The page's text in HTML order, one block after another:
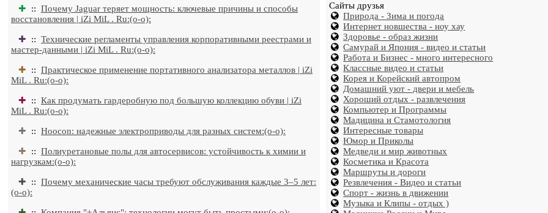
✚ :: Почему Jaguar теряет мощность: ключевые причины и способы
восстановления | iZi MiL . Ru:(o-o):
✚ :: Технические регламенты управления корпоративными реестрами и
мастер-данными | iZi MiL . Ru:(o-o):
✚ :: Практическое применение портативного анализатора металлов | iZi
MiL . Ru:(o-o):
✚ :: Как продумать гардеробную под большую коллекцию обуви | iZi
MiL . Ru:(o-o):
✚ :: Hoocon: надежные электроприводы для разных систем:(o-o):
✚ :: Полиуретановые полы для автосервисов: устойчивость к химии и
нагрузкам:(o-o):
✚ :: Почему механические часы требуют обслуживания каждые 3–5 лет:
(o-o):
Сайты друзья
Природа - Зима и погода
Интернет новшества - ноу хау
Здоровье - образ жизни
Самурай и Япония - видео и статьи
Работа и Бизнес - много интересного
Классные видео и статьи
Корея и Корейский автопром
Домашний уют - двери и мебель
Хороший отдых - развлечения
Компьютер и Программы
Мадицина и Стамотология
Интересные товары
Юмор и Приколы
Медведи и мир животных
Косметика и Красота
Маршруты и дороги
Резвлечения - Видео и статьи
Спорт - жизнь в движении
Музыка и Клипы - отдых )